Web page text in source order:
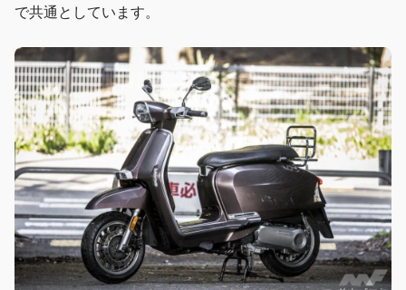
で共通としています。